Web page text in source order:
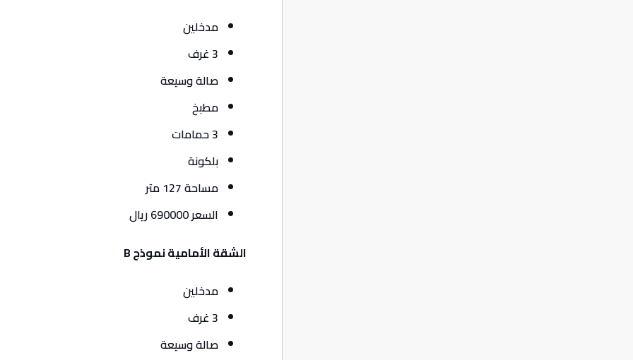
مدخلين
3 غرف
صالة وسيعة
مطبخ
3 حمامات
بلكونة
مساحة 127 متر
السعر 690000 ريال
الشقة الأمامية نموذج B
مدخلين
3 غرف
صالة وسيعة